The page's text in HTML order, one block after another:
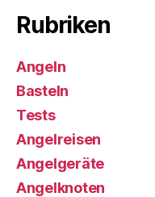
Rubriken
Angeln
Basteln
Tests
Angelreisen
Angelgeräte
Angelknoten